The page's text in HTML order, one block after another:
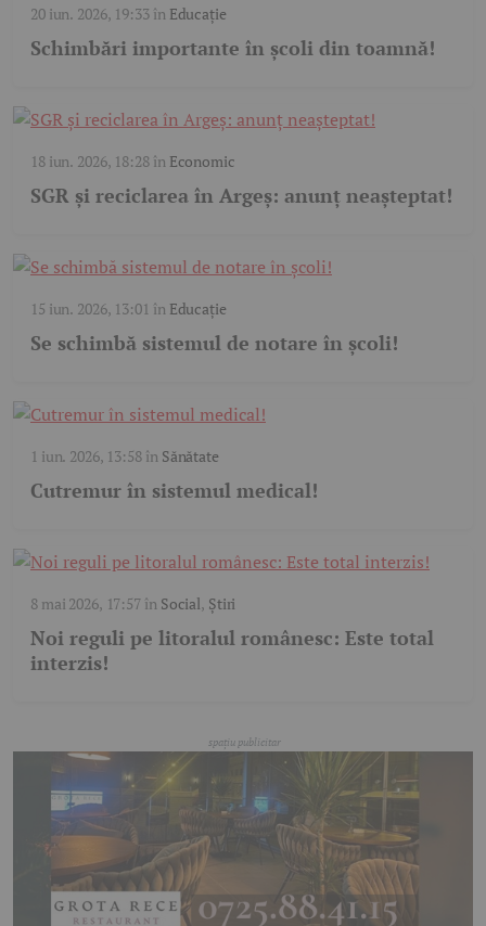
20 iun. 2026, 19:33în Educație
Schimbări importante în școli din toamnă!
18 iun. 2026, 18:28în Economic
SGR și reciclarea în Argeș: anunț neașteptat!
15 iun. 2026, 13:01 în Educație
Se schimbă sistemul de notare în școli!
1 iun. 2026, 13:58în Sănătate
Cutremur în sistemul medical!
8 mai 2026, 17:57în Social, Știri
Noi reguli pe litoralul românesc: Este total
interzis!